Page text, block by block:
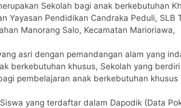
Sekolah bagi anak berkebutuhan
Yayasan Pendidikan Candraka Peduli, SLB
Manorang Salo, Kecamatan Marioriawa,
asri dengan pemandangan alam yang
berkebutuhan khusus, Sekolah yang
pembelajaran anak berkebutuhan
yang terdaftar dalam Dapodik (Data